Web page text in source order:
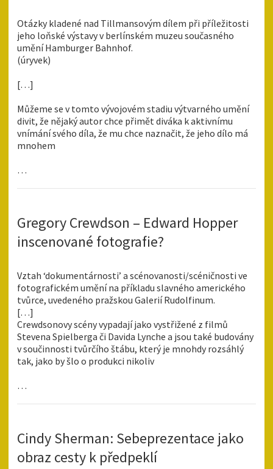
Otázky kladené nad Tillmansovým dílem při příležitosti
jeho loňské výstavy v berlínském muzeu současného
umění Hamburger Bahnhof.
(úryvek)
[…]
Můžeme se v tomto vývojovém stadiu výtvarného umění
divit, že nějaký autor chce přimět diváka k aktivnímu
vnímání svého díla, že mu chce naznačit, že jeho dílo má
mnohem
…
Gregory Crewdson – Edward Hopper
inscenované fotografie?
Vztah ‘dokumentárnosti’ a scénovanosti/scéničnosti ve
fotografickém umění na příkladu slavného amerického
tvůrce, uvedeného pražskou Galerií Rudolfinum.
[…]
Crewdsonovy scény vypadají jako vystřižené z filmů
Stevena Spielberga či Davida Lynche a jsou také budovány
v součinnosti tvůrčího štábu, který je mnohdy rozsáhlý
tak, jako by šlo o produkci nikoliv
…
Cindy Sherman: Sebeprezentace jako
obraz cesty k předpeklí